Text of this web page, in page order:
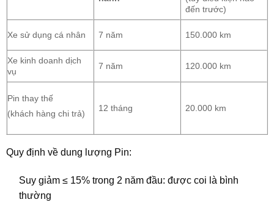
đến trước)
Xe sử dụng cá nhân 7 năm 150.000 km
Xe kinh doanh dịch
vụ
7 năm 120.000 km
Pin thay thế
(khách hàng chi trả)
12 tháng 20.000 km
Quy định về dung lượng Pin:
Suy giảm ≤ 15% trong 2 năm đầu: được coi là bình
thường